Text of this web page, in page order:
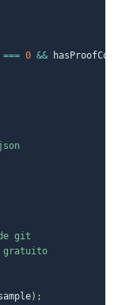
=== 0 &&
git
) ;